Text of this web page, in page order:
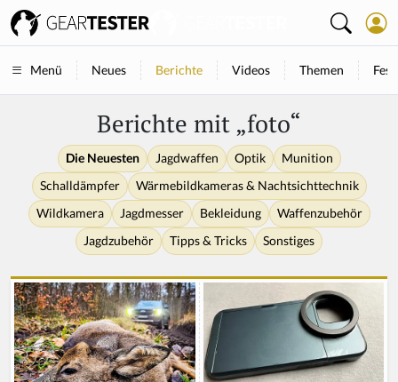
Menü Neues Berichte Videos Themen
Berichte mit „foto“
Die Neuesten Jagdwaffen Optik
Munition
Schalldämpfer
Wärmebildkameras & Nachtsichttechnik
Wildkamera
Jagdmesser Bekleidung
Waffenzubehör
Jagdzubehör
Tipps & Tricks Sonstiges